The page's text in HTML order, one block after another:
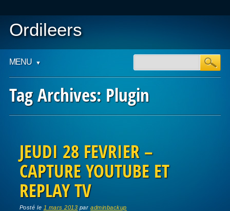
Ordileers
Main menu
content
MENU
Tag Archives: Plugin
JEUDI 28 FEVRIER –
CAPTURE YOUTUBE ET
REPLAY TV
Posté le 1 mars 2013 paradminbackup